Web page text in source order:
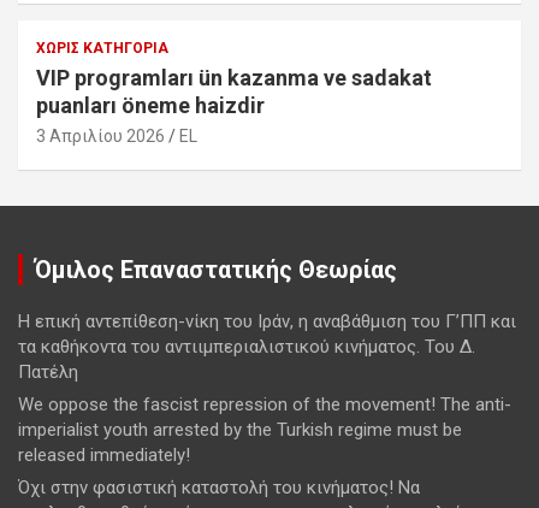
ΧΩΡΊΣ ΚΑΤΗΓΟΡΊΑ
VIP programları ün kazanma ve sadakat
puanları öneme haizdir
3 Απριλίου 2026 EL
Όμιλος Επαναστατικής Θεωρίας
Η επική αντεπίθεση-νίκη του Ιράν, η αναβάθμιση του Γ’ΠΠ και
τα καθήκοντα του αντιιμπεριαλιστικού κινήματος. Του Δ.
Πατέλη
We oppose the fascist repression of the movement! The anti-
imperialist youth arrested by the Turkish regime must be
released immediately!
Όχι στην φασιστική καταστολή του κινήματος! Να